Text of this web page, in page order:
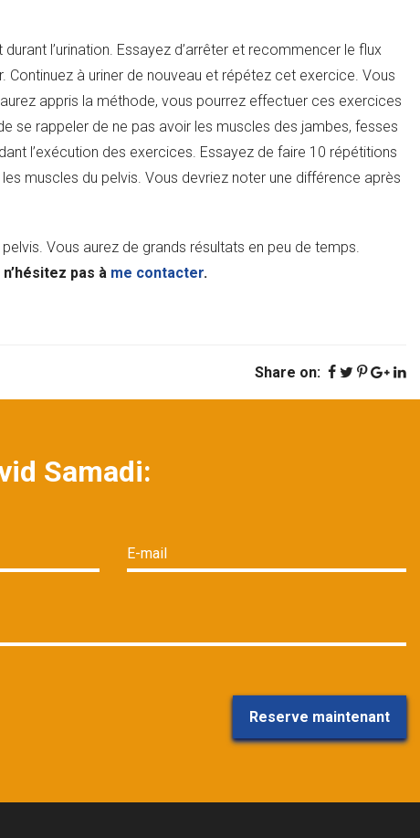
l’urination. Essayez d’arrêter et recommencer le flux
Continuez à uriner de nouveau et répétez cet exercice. Vous
appris la méthode, vous pourrez effectuer ces exercices
se rappeler de ne pas avoir les muscles des jambes, fesses
l’exécution des exercices. Essayez de faire 10 répétitions
muscles du pelvis. Vous devriez noter une différence après
Vous aurez de grands résultats en peu de temps.
pas à me contacter.
Share on:
Samadi:
E-mail